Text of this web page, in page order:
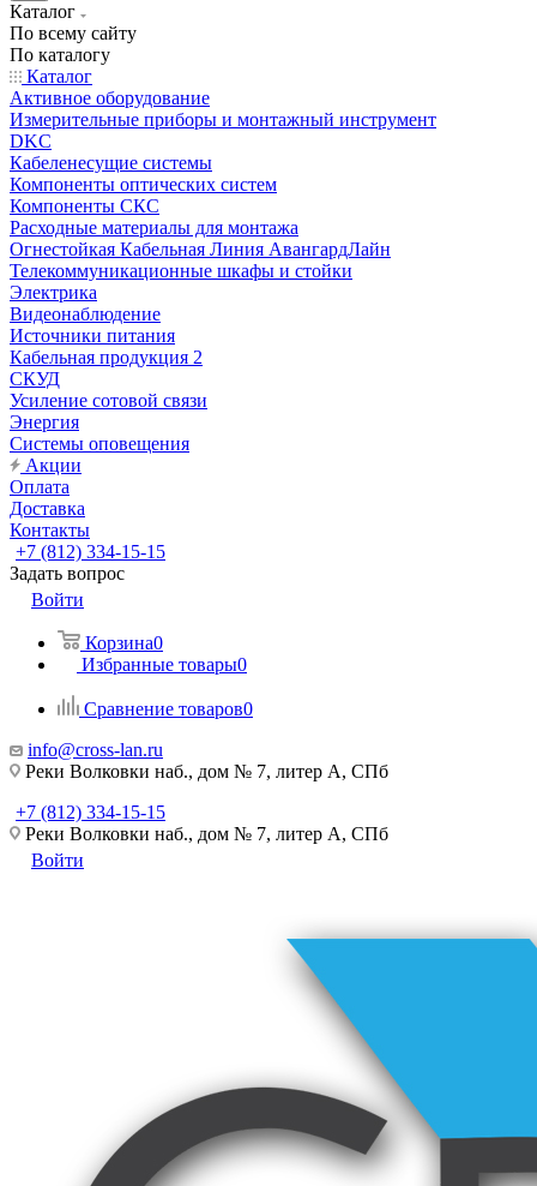
Каталог
По всему сайту
По каталогу
Каталог
Активное оборудование
Измерительные приборы и монтажный инструмент
DKC
Кабеленесущие системы
Компоненты оптических систем
Компоненты СКС
Расходные материалы для монтажа
Огнестойкая Кабельная Линия АвангардЛайн
Телекоммуникационные шкафы и стойки
Электрика
Видеонаблюдение
Источники питания
Кабельная продукция 2
СКУД
Усиление сотовой связи
Энергия
Системы оповещения
Акции
Оплата
Доставка
Контакты
+7 (812) 334-15-15
Задать вопрос
Войти
Корзина0
Избранные товары0
Сравнение товаров0
info@cross-lan.ru
Реки Волковки наб., дом № 7, литер А, СПб
+7 (812) 334-15-15
Реки Волковки наб., дом № 7, литер А, СПб
Войти